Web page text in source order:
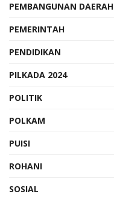
PEMBANGUNAN DAERAH
PEMERINTAH
PENDIDIKAN
PILKADA 2024
POLITIK
POLKAM
PUISI
ROHANI
SOSIAL